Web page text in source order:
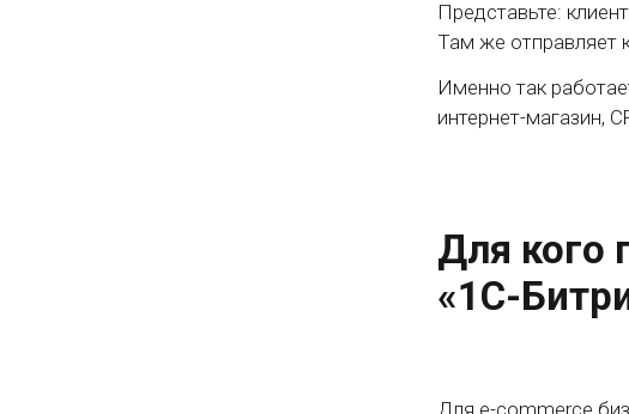
Представьте:
Там же отправляет
Именно так
интернет-магазин,
Для кого
«1С-
Для e-commerce